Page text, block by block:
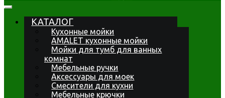
КАТАЛОГ
Кухонные мойки
AMALET кухонные мойки
Мойки для тумб для ванных
комнат
Мебельные ручки
Аксессуары для моек
Смесители для кухни
Мебельные крючки